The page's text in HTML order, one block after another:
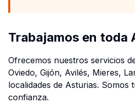
Trabajamos en toda
Ofrecemos nuestros servicios
Oviedo, Gijón, Avilés, Mieres,
localidades de Asturias. Somos
confianza.